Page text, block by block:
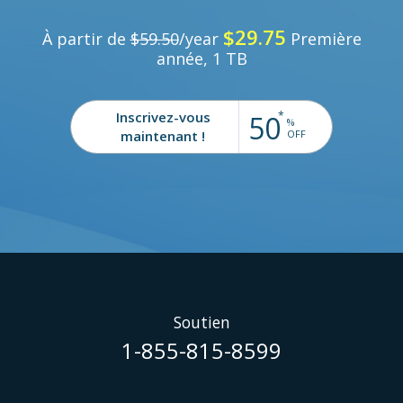
À partir de$59.50/year $29.75 Première
année, 1 TB
Inscrivez-vous
maintenant !
50* %
OFF
Soutien
1-855-815-8599